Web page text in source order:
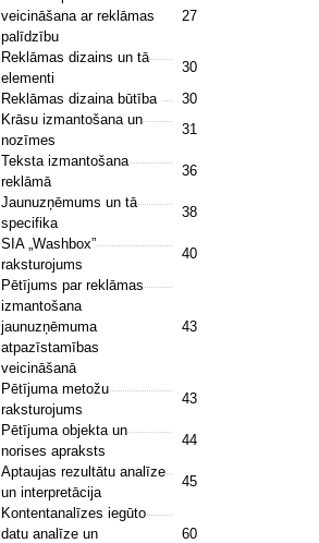
veicināšana ar reklāmas
palīdzību
27
Reklāmas dizains un tā
elementi
30
Reklāmas dizaina būtība
30
Krāsu izmantošana un
nozīmes
31
Teksta izmantošana
reklāmā
36
Jaunuzņēmums un tā
specifika
38
SIA „Washbox”
raksturojums
40
Pētījums par reklāmas
izmantošana
jaunuzņēmuma
atpazīstamības
veicināšanā
43
Pētījuma metožu
raksturojums
43
Pētījuma objekta un
norises apraksts
44
Aptaujas rezultātu analīze
un interpretācija
45
Kontentanalīzes iegūto
datu analīze un
60